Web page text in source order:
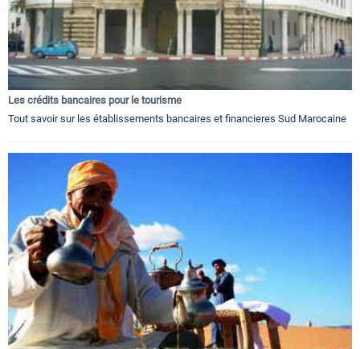
Les crédits bancaires pour le tourisme
Tout savoir sur les établissements bancaires et financieres Sud Marocaine